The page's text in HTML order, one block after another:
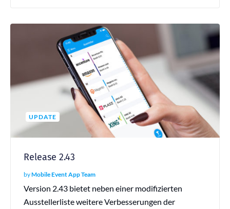
UPDATE
Release 2.43
byMobile Event App Team
Version 2.43 bietet neben einer modifizierten
Ausstellerliste weitere Verbesserungen der